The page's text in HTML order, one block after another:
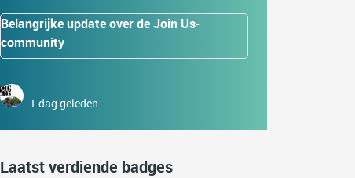
Belangrijke update over de Join Us-
community
1 dag geleden
Laatst verdiende badges